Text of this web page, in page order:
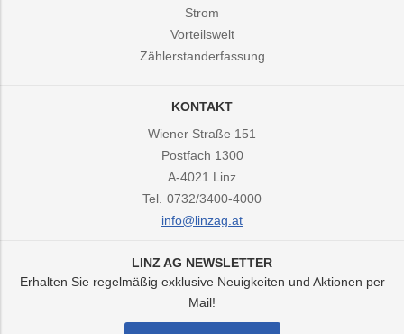
Strom
Vorteilswelt
Zählerstanderfassung
KONTAKT
Wiener Straße 151
Postfach 1300
A-4021 Linz
Tel. 0732/3400-4000
info@linzag.at
LINZ AG NEWSLETTER
Erhalten Sie regelmäßig exklusive Neuigkeiten und Aktionen per
Mail!